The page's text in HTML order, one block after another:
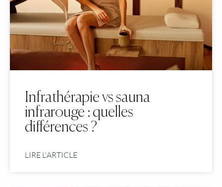
Infrathérapie vs sauna
infrarouge : quelles
différences ?
LIRE L'ARTICLE